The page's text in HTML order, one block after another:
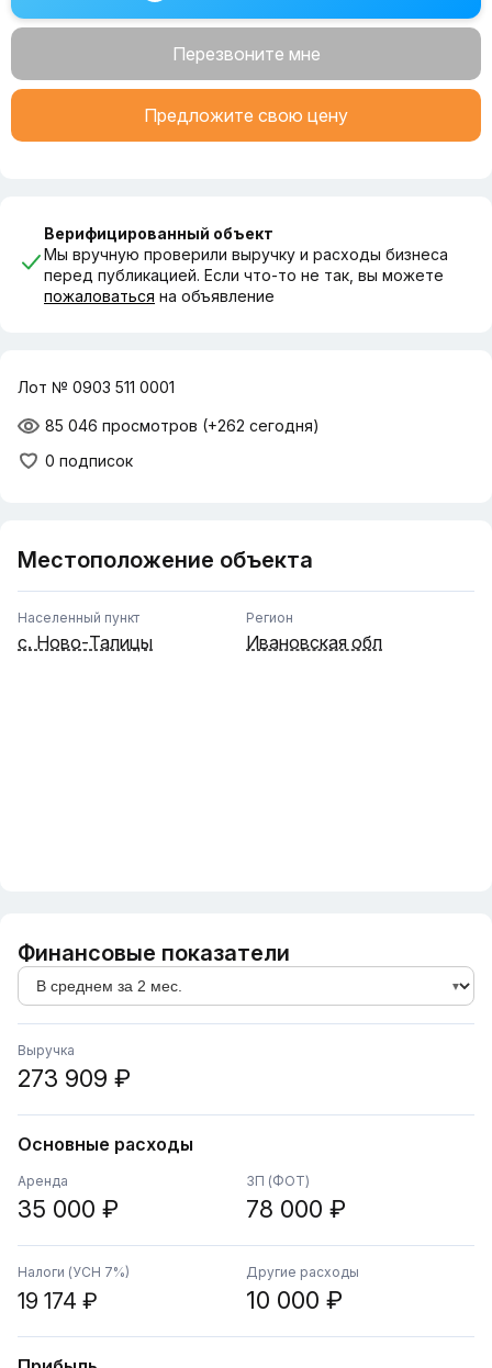
Перезвоните мне
Предложите свою цену
Верифицированный объект
Мы вручную проверили выручку и расходы бизнеса
перед публикацией. Если что-то не так, вы можете
пожаловаться на объявление
Лот № 0903 511 0001
85 046 просмотров (+262 сегодня)
0 подписок
Местоположение объекта
Населенный пункт
с. Ново-Талицы
Регион
Ивановская обл
Финансовые показатели
Выручка
273 909 ₽
Основные расходы
Аренда
35 000 ₽
ЗП (ФОТ)
78 000 ₽
Налоги (УСН 7%)
19 174 ₽
Другие расходы
10 000 ₽